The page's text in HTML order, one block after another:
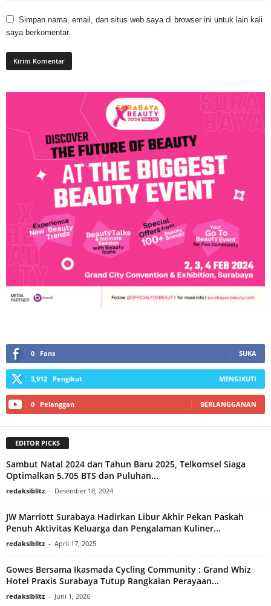
Simpan nama, email, dan situs web saya di browser ini untuk lain kali
saya berkomentar.
0 Fans SUKA
3,912 Pengikut MENGIKUTI
0 Pelanggan BERLANGGANAN
EDITOR PICKS
Sambut Natal 2024 dan Tahun Baru 2025, Telkomsel Siaga
Optimalkan 5.705 BTS dan Puluhan...
redaksiblitz - Desember 18, 2024
JW Marriott Surabaya Hadirkan Libur Akhir Pekan Paskah
Penuh Aktivitas Keluarga dan Pengalaman Kuliner...
redaksiblitz - April 17, 2025
Gowes Bersama Ikasmada Cycling Community : Grand Whiz
Hotel Praxis Surabaya Tutup Rangkaian Perayaan...
redaksiblitz - Juni 1, 2026